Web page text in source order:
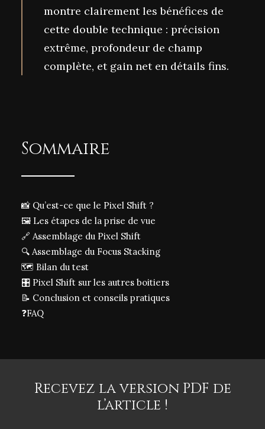
montre clairement les bénéfices de
cette double technique : précision
extrême, profondeur de champ
complète, et gain net en détails fins.
Sommaire
📸 Qu’est-ce que le Pixel Shift ?
🖼️ Les étapes de la prise de vue
🔗 Assemblage du Pixel Shift
🔍 Assemblage du Focus Stacking
🗺️ Bilan du test
🎛️ Pixel Shift sur les autres boitiers
📝 Conclusion et conseils pratiques
❓FAQ
Recevez la version PDF de
l’article !